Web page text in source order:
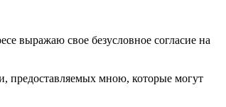
выражаю свое безусловное согласие на
предоставляемых мною, которые могут